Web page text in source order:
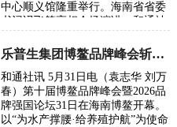
中心顺义馆隆重举行。海南省省委
书记冯飞等亮相会场演讲，和通社
解，这…
乐普生集团博鳌品牌峰会斩获双项大奖
和通社讯 5月31日电（袁志华 刘万
春）第十届博鳌品牌峰会暨2026品
牌强国论坛31日在海南博鳌开幕。
以“为水产撑腰·给养殖护航”为使命